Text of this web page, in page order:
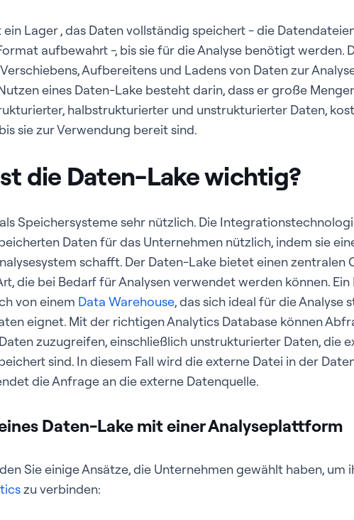
ein Lager , das Daten vollständig speichert - die
aufbewahrt -, bis sie für die Analyse benötigt werden.
Aufbereitens und Ladens von Daten zur
eines Daten-Lake besteht darin, dass er große
halbstrukturierter und unstrukturierter Daten,
sie zur Verwendung bereit sind.
die Daten-Lake wichtig?
Speichersysteme sehr nützlich. Die
Daten für das Unternehmen nützlich, indem sie
schafft. Der Daten-Lake bietet einen zentralen
die bei Bedarf für Analysen verwendet werden können.
von einem Data Warehouse, das sich ideal für die Analyse
eignet. Mit der richtigen Analytics Database können
zuzugreifen, einschließlich unstrukturierter Daten, die
sind. In diesem Fall wird die externe Datei in der
die Anfrage an die externe Datenquelle.
Daten-Lake mit einer Analyseplattform
Sie einige Ansätze, die Unternehmen gewählt haben, um
zu verbinden: